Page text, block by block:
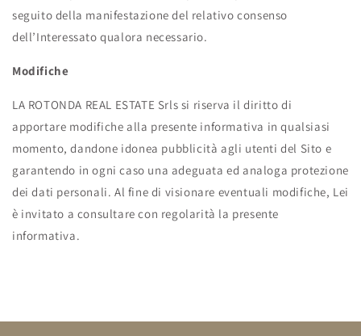
seguito della manifestazione del relativo consenso
dell’Interessato qualora necessario.
Modifiche
LA ROTONDA REAL ESTATE Srls si riserva il diritto di
apportare modifiche alla presente informativa in qualsiasi
momento, dandone idonea pubblicità agli utenti del Sito e
garantendo in ogni caso una adeguata ed analoga protezione
dei dati personali. Al fine di visionare eventuali modifiche, Lei
è invitato a consultare con regolarità la presente
informativa.